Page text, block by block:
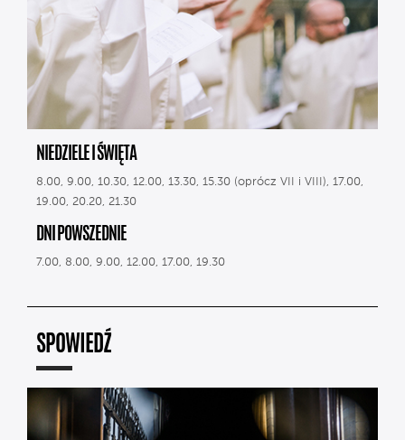
NIEDZIELE I ŚWIĘTA
8.00, 9.00, 10.30, 12.00, 13.30, 15.30 (oprócz VII i VIII), 17.00,
19.00, 20.20, 21.30
DNI POWSZEDNIE
7.00, 8.00, 9.00, 12.00, 17.00, 19.30
SPOWIEDŹ